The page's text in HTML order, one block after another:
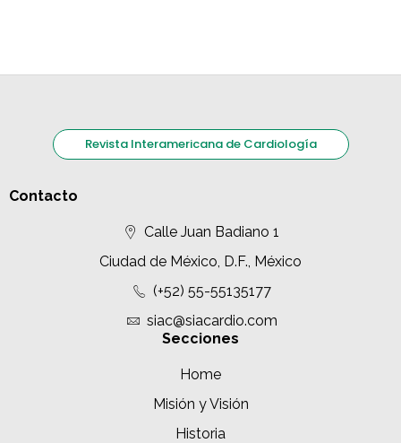
Revista Interamericana de Cardiología
Contacto
Calle Juan Badiano 1
Ciudad de México, D.F., México
(+52) 55-55135177
siac@siacardio.com
Secciones
Home
Misión y Visión
Historia